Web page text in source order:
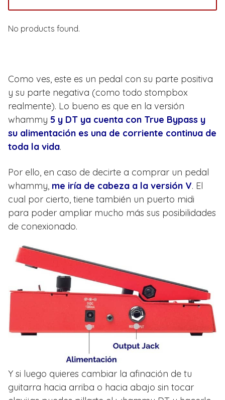
No products found.
Como ves, este es un pedal con su parte positiva
y su parte negativa (como todo stompbox
realmente). Lo bueno es que en la versión
whammy 5 y DT ya cuenta con True Bypass y
su alimentación es una de corriente continua de
toda la vida.
Por ello, en caso de decirte a comprar un pedal
whammy, me iría de cabeza a la versión V. El
cual por cierto, tiene también un puerto midi
para poder ampliar mucho más sus posibilidades
de conexionado.
Y si luego quieres cambiar la afinación de tu
guitarra hacia arriba o hacia abajo sin tocar